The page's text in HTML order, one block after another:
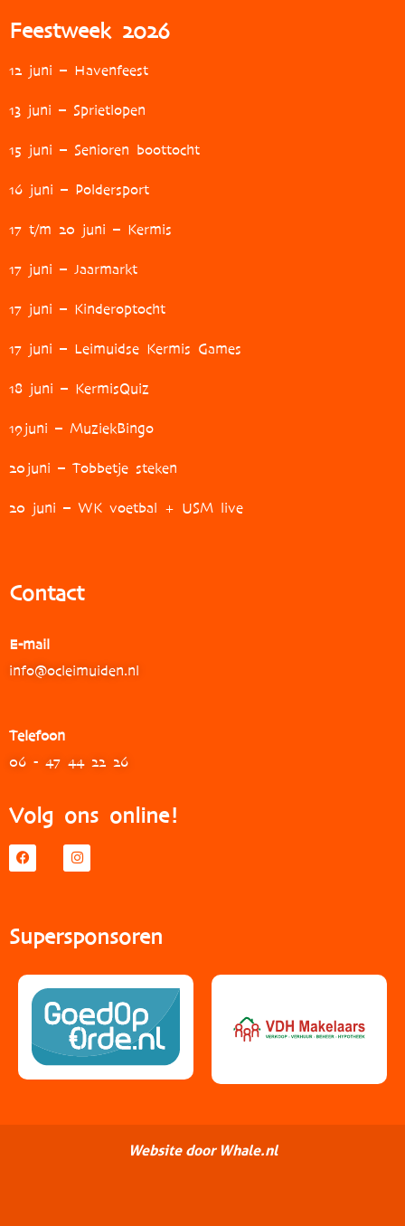
Feestweek 2026
12 juni – Havenfeest
13 juni – Sprietlopen
15 juni – Senioren boottocht
16 juni – Poldersport
17 t/m 20 juni – Kermis
17 juni – Jaarmarkt
17 juni – Kinderoptocht
17 juni – Leimuidse Kermis Games
18 juni – KermisQuiz
19juni – MuziekBingo
20 juni – Tobbetje steken
20 juni – WK voetbal + USM live
Contact
E-mail
info@ocleimuiden.nl
Telefoon
06 - 47 44 22 26
Volg ons online!
Supersponsoren
Website door Whale.nl